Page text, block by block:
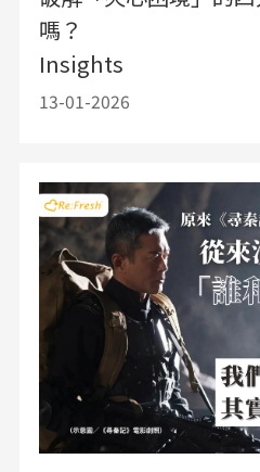
嗎？
Insights
13-01-2026